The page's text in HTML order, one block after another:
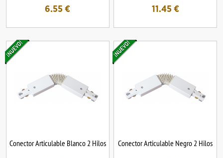
6.55 € 11.45 €
Conector Articulable Blanco 2 Hilos Conector Articulable Negro 2 Hilos